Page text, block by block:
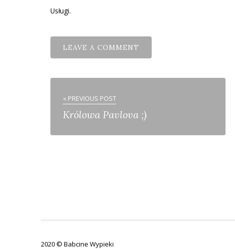
Usługi.
« PREVIOUS POST
Królowa Pavlova ;)
2020 © Babcine Wypieki